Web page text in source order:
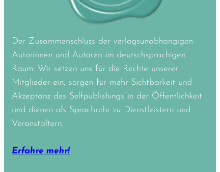
Der Zusammenschluss der verlagsunabhängigen
Autorinnen und Autoren im deutschsprachigen
Raum. Wir setzen uns für die Rechte unserer
Mitglieder ein, sorgen für mehr Sichtbarkeit und
Akzeptanz des Selfpublishings in der Öffentlichkeit
und dienen als Sprachrohr zu Dienstleistern und
Veranstaltern.
Erfahre mehr!